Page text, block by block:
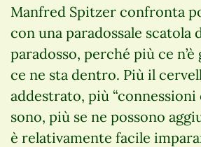
Manfred Spitzer confronta
con una paradossale scatola
paradosso, perché più ce
ce ne sta dentro. Più il
addestrato, più “connessioni
sono, più se ne possono
è relativamente facile